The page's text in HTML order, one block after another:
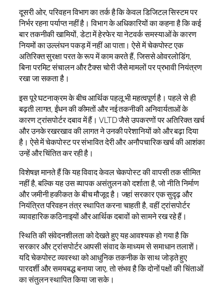
दूसरी ओर, परिवहन विभाग का तर्क है कि केवल डिजिटल सिस्टम पर
निर्भर रहना पर्याप्त नहीं है। विभाग के अधिकारियों का कहना है कि कई
बार तकनीकी खामियों, डेटा में हेरफेर या नेटवर्क समस्याओं के कारण
नियमों का उल्लंघन पकड़ में नहीं आ पाता। ऐसे में चेकपोस्ट एक
अतिरिक्त सुरक्षा परत के रूप में काम करते हैं, जिससे ओवरलोडिंग,
बिना परमिट संचालन और टैक्स चोरी जैसे मामलों पर प्रभावी नियंत्रण
रखा जा सकता है।
इस पूरे घटनाक्रम के बीच आर्थिक पहलू भी महत्वपूर्ण है। पहले से ही
बढ़ती लागत, ईंधन की कीमतों और नई तकनीकी अनिवार्यताओं के
कारण ट्रांसपोर्टर दबाव में हैं। VLTD जैसे उपकरणों पर अतिरिक्त खर्च
और उनके रखरखाव की लागत ने उनकी परेशानियों को और बढ़ा दिया
है। ऐसे में चेकपोस्ट पर संभावित देरी और अनौपचारिक खर्च की आशंका
उन्हें और चिंतित कर रही है।
विशेषज्ञ मानते हैं कि यह विवाद केवल चेकपोस्ट की वापसी तक सीमित
नहीं है, बल्कि यह उस व्यापक असंतुलन को दर्शाता है, जो नीति निर्माण
और जमीनी हकीकत के बीच मौजूद है। जहां सरकार एक सुदृढ़ और
नियंत्रित परिवहन तंत्र स्थापित करना चाहती है, वहीं ट्रांसपोर्टर
व्यावहारिक कठिनाइयों और आर्थिक दबावों को सामने रख रहे हैं।
स्थिति की संवेदनशीलता को देखते हुए यह आवश्यक हो गया है कि
सरकार और ट्रांसपोर्टर आपसी संवाद के माध्यम से समाधान तलाशें।
यदि चेकपोस्ट व्यवस्था को आधुनिक तकनीक के साथ जोड़ते हुए
पारदर्शी और समयबद्ध बनाया जाए, तो संभव है कि दोनों पक्षों की चिंताओं
का संतुलन स्थापित किया जा सके।